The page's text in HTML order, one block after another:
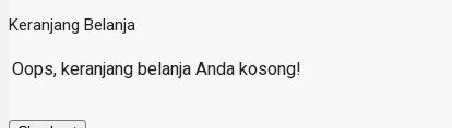
Keranjang Belanja
Oops, keranjang belanja Anda kosong!